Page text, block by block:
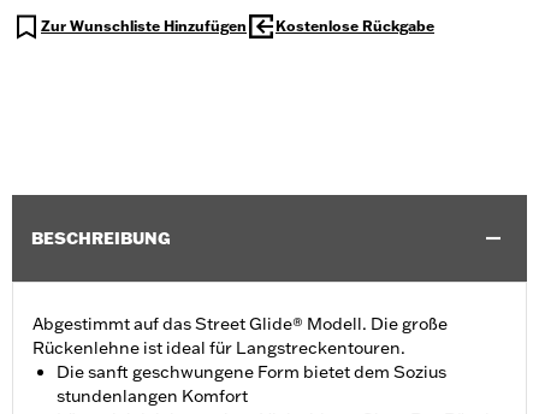
Zur Wunschliste Hinzufügen Kostenlose Rückgabe
BESCHREIBUNG
Abgestimmt auf das Street Glide® Modell. Die große
Rückenlehne ist ideal für Langstreckentouren.
Die sanft geschwungene Form bietet dem Sozius
stundenlangen Komfort